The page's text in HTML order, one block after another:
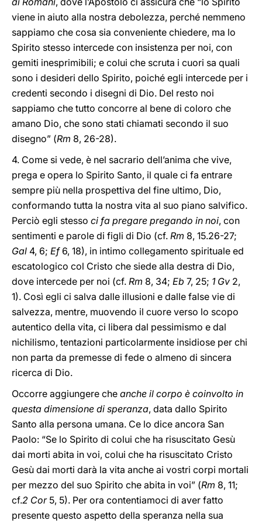
viene in aiuto alla nostra debolezza, perché nemmeno
sappiamo che cosa sia conveniente chiedere, ma lo
Spirito stesso intercede con insistenza per noi, con
gemiti inesprimibili; e colui che scruta i cuori sa quali
sono i desideri dello Spirito, poiché egli intercede per i
credenti secondo i disegni di Dio. Del resto noi
sappiamo che tutto concorre al bene di coloro che
amano Dio, che sono stati chiamati secondo il suo
disegno” (Rm 8, 26-28).
4. Come si vede, è nel sacrario dell’anima che vive,
prega e opera lo Spirito Santo, il quale ci fa entrare
sempre più nella prospettiva del fine ultimo, Dio,
conformando tutta la nostra vita al suo piano salvifico.
Perciò egli stesso ci fa pregare pregando in noi, con
sentimenti e parole di figli di Dio (cf. Rm 8, 15.26-27;
Gal 4, 6; Ef6, 18), in intimo collegamento spirituale ed
escatologico col Cristo che siede alla destra di Dio,
dove intercede per noi (cf. Rm 8, 34; Eb 7, 25; 1 Gv 2,
1). Così egli ci salva dalle illusioni e dalle false vie di
salvezza, mentre, muovendo il cuore verso lo scopo
autentico della vita, ci libera dal pessimismo e dal
nichilismo, tentazioni particolarmente insidiose per chi
non parta da premesse di fede o almeno di sincera
ricerca di Dio.
Occorre aggiungere che anche il corpo è coinvolto in
questa dimensione di speranza, data dallo Spirito
Santo alla persona umana. Ce lo dice ancora San
Paolo: “Se lo Spirito di colui che ha risuscitato Gesù
dai morti abita in voi, colui che ha risuscitato Cristo
Gesù dai morti darà la vita anche ai vostri corpi mortali
per mezzo del suo Spirito che abita in voi” (Rm 8, 11;
cf.2 Cor5, 5). Per ora contentiamoci di aver fatto
presente questo aspetto della speranza nella sua